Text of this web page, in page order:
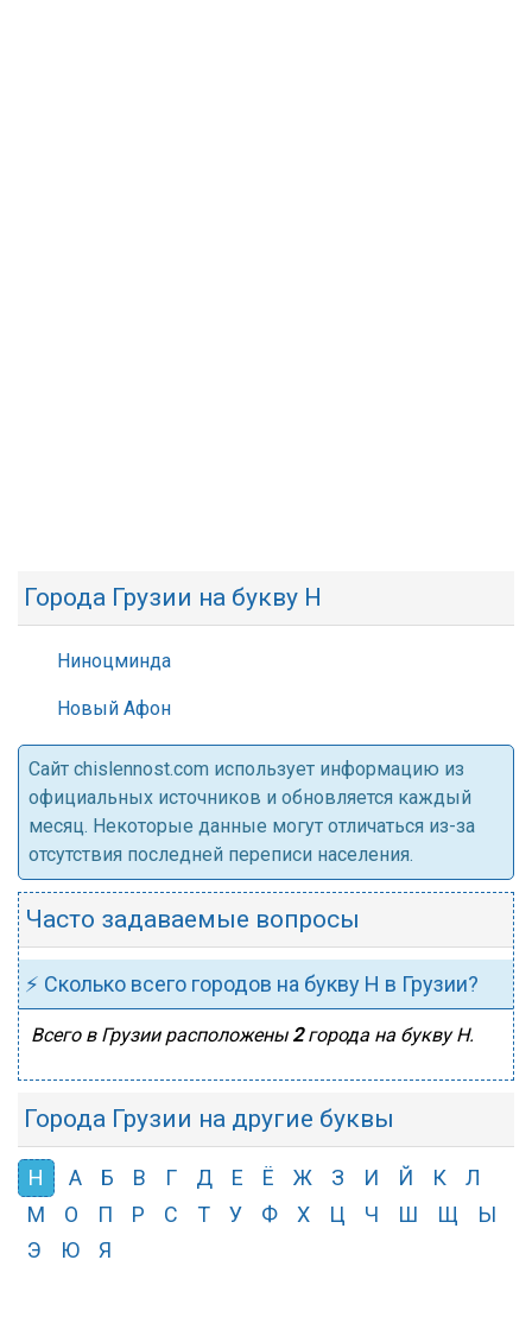
Города Грузии на букву Н
Ниноцминда
Новый Афон
Cайт chislennost.com использует информацию из
официальных источников и обновляется каждый
месяц. Некоторые данные могут отличаться из-за
отсутствия последней переписи населения.
Часто задаваемые вопросы
⚡ Сколько всего городов на букву Н в Грузии?
Всего в Грузии расположены 2города на букву Н.
Города Грузии на другие буквы
Н А Б В Г Д Е Ё Ж З И Й К
Л
М
О П Р С Т У Ф Х Ц Ч Ш Щ
Ы
Э
Ю Я